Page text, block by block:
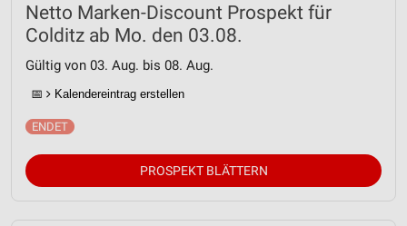
Netto Marken-Discount Prospekt für
Colditz ab Mo. den 03.08.
Gültig von 03. Aug. bis 08. Aug.
📅 Kalendereintrag erstellen
PROSPEKT BLÄTTERN